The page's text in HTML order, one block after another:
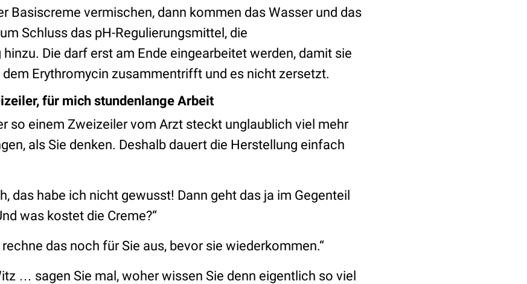
Basiscreme vermischen, dann kommen das Wasser und das
Schluss das pH-Regulierungsmittel, die
Die darf erst am Ende eingearbeitet werden, damit sie
Erythromycin zusammentrifft und es nicht zersetzt.
für mich stundenlange Arbeit
so einem Zweizeiler vom Arzt steckt unglaublich viel mehr
als Sie denken. Deshalb dauert die Herstellung einfach
das habe ich nicht gewusst! Dann geht das ja im Gegenteil
was kostet die Creme?“
das noch für Sie aus, bevor sie wiederkommen.“
… sagen Sie mal, woher wissen Sie denn eigentlich so viel